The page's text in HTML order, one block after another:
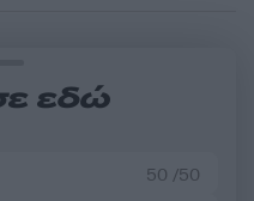
εδώ
50 /50